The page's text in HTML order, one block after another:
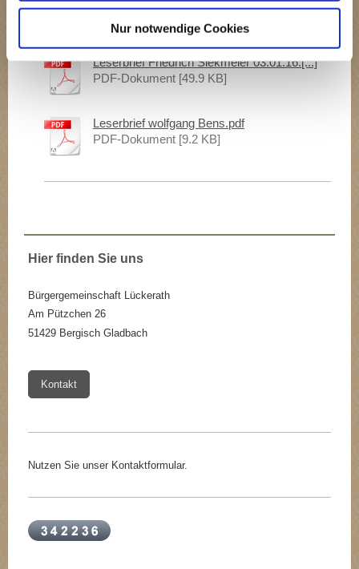
Nur notwendige Cookies
Leserbrief Friedrich Siekmeier 03.01.16.[...]
PDF-Dokument [49.9 KB]
Leserbrief wolfgang Bens.pdf
PDF-Dokument [9.2 KB]
Hier finden Sie uns
Bürgergemeinschaft Lückerath
Am Pützchen 26
51429 Bergisch Gladbach
Kontakt
Nutzen Sie unser Kontaktformular.